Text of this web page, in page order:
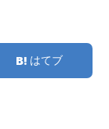
はてブ